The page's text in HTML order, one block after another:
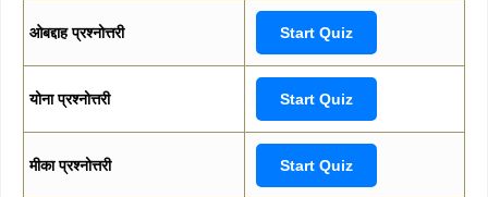
ओबद्दाह प्रश्नोत्तरी Start Quiz
योना प्रश्नोत्तरी Start Quiz
मीका प्रश्नोत्तरी Start Quiz